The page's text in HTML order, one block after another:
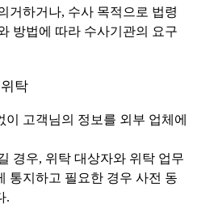
거하거나, 수사 목적으로 법령
방법에 따라 수사기관의 요구
탁
고객님의 정보를 외부 업체에
경우, 위탁 대상자와 위탁 업무
통지하고 필요한 경우 사전 동
.